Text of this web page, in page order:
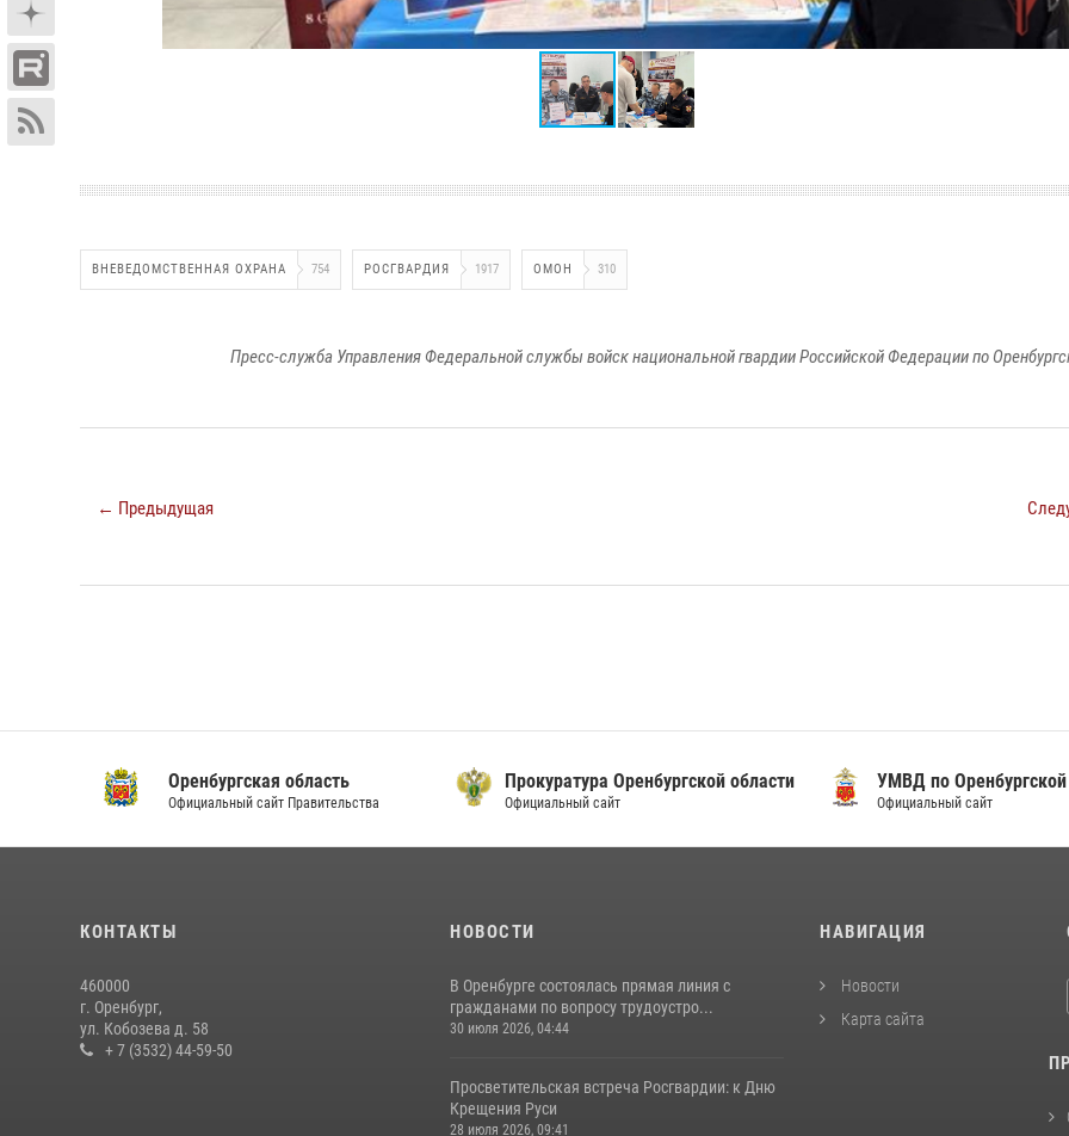
ВНЕВЕДОМСТВЕННАЯ ОХРАНА 754 РОСГВАРДИЯ 1917 ОМОН 310
Пресс-служба Управления Федеральной службы войск национальной гвардии Российской Федерации по
← Предыдущая
Оренбургская область
Официальный сайт Правительства
Прокуратура Оренбургской области
Официальный сайт
УМВД по Оренбургской
Официальный сайт
КОНТАКТЫ
460000
г. Оренбург,
ул. Кобозева д. 58
+ 7 (3532) 44-59-50
НОВОСТИ
В Оренбурге состоялась прямая линия с
гражданами по вопросу трудоустро...
30 июля 2026, 04:44
Просветительская встреча Росгвардии: к Дню
Крещения Руси
28 июля 2026, 09:41
НАВИГАЦИЯ
Новости
Карта сайта